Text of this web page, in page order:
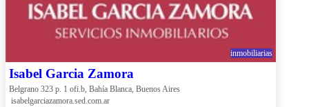
inmobiliarias
Isabel Garcia Zamora
Belgrano 323 p. 1 ofi.b, Bahía Blanca, Buenos Aires
isabelgarciazamora.sed.com.ar